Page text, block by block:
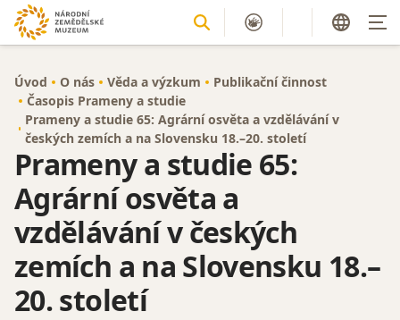
Úvod O nás Věda a výzkum
Publikační činnost
Časopis Prameny a studie
Prameny a studie 65: Agrární osvěta a vzdělávání v
českých zemích a na Slovensku 18.–20. století
Prameny a studie 65:
Agrární osvěta a
vzdělávání v českých
zemích a na Slovensku 18.–
20. století